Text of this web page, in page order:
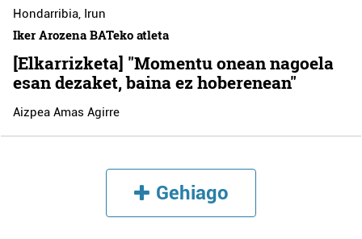
Hondarribia, Irun
Iker Arozena BATeko atleta
[Elkarrizketa] "Momentu onean nagoela
esan dezaket, baina ez hoberenean"
Aizpea Amas Agirre
Gehiago